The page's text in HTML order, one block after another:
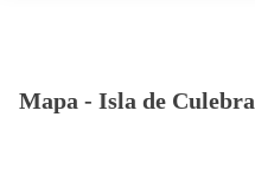
Mapa - Isla de Culebra